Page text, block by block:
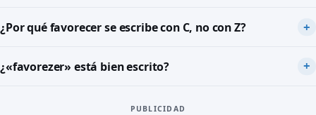
¿Por qué favorecer se escribe con C, no con Z?
¿«favorezer» está bien escrito?
PUBLICIDAD